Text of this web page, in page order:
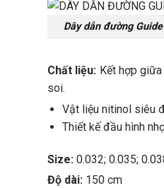
Dây dẫn đường
Chất liệu: Kết hợp
soi.
Vật liệu nitinol siêu
Thiết kế đầu hình
Size: 0.032; 0.035;
Độ dài: 150 cm